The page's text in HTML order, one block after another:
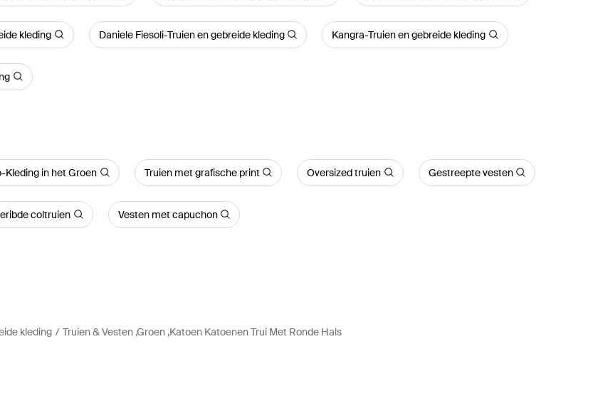
kleding Daniele Fiesoli-Truien en gebreide kleding Kangra-Truien en gebreide kleding
Kleding in het Groen Truien met grafische print Oversized truien Gestreepte vesten
coltruien Vesten met capuchon
kleding Truien & Vesten ,Groen ,Katoen Katoenen Trui Met Ronde Hals